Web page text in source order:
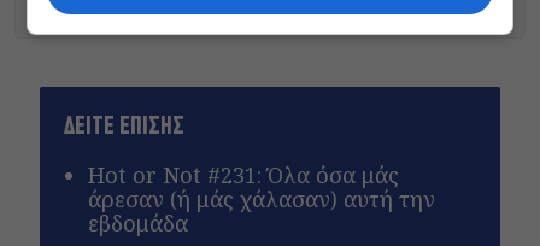
ΔΕΙΤΕ ΕΠΙΣΗΣ
Hot or Not #231: Όλα όσα μάς
άρεσαν (ή μάς χάλασαν) αυτή την
εβδομάδα